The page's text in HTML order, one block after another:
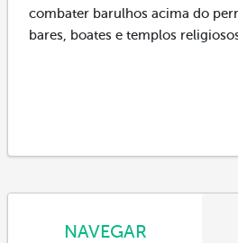
combater barulhos acima do
bares, boates e templos
NAVEGAR